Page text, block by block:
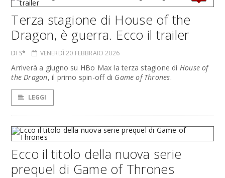
Terza stagione di House of the
Dragon, è guerra. Ecco il trailer
DI S* VENERDÌ 20 FEBBRAIO 2026
Arriverà a giugno su HBo Max la terza stagione di House of
the Dragon, il primo spin-off di Game of Thrones.
LEGGI
Ecco il titolo della nuova serie
prequel di Game of Thrones